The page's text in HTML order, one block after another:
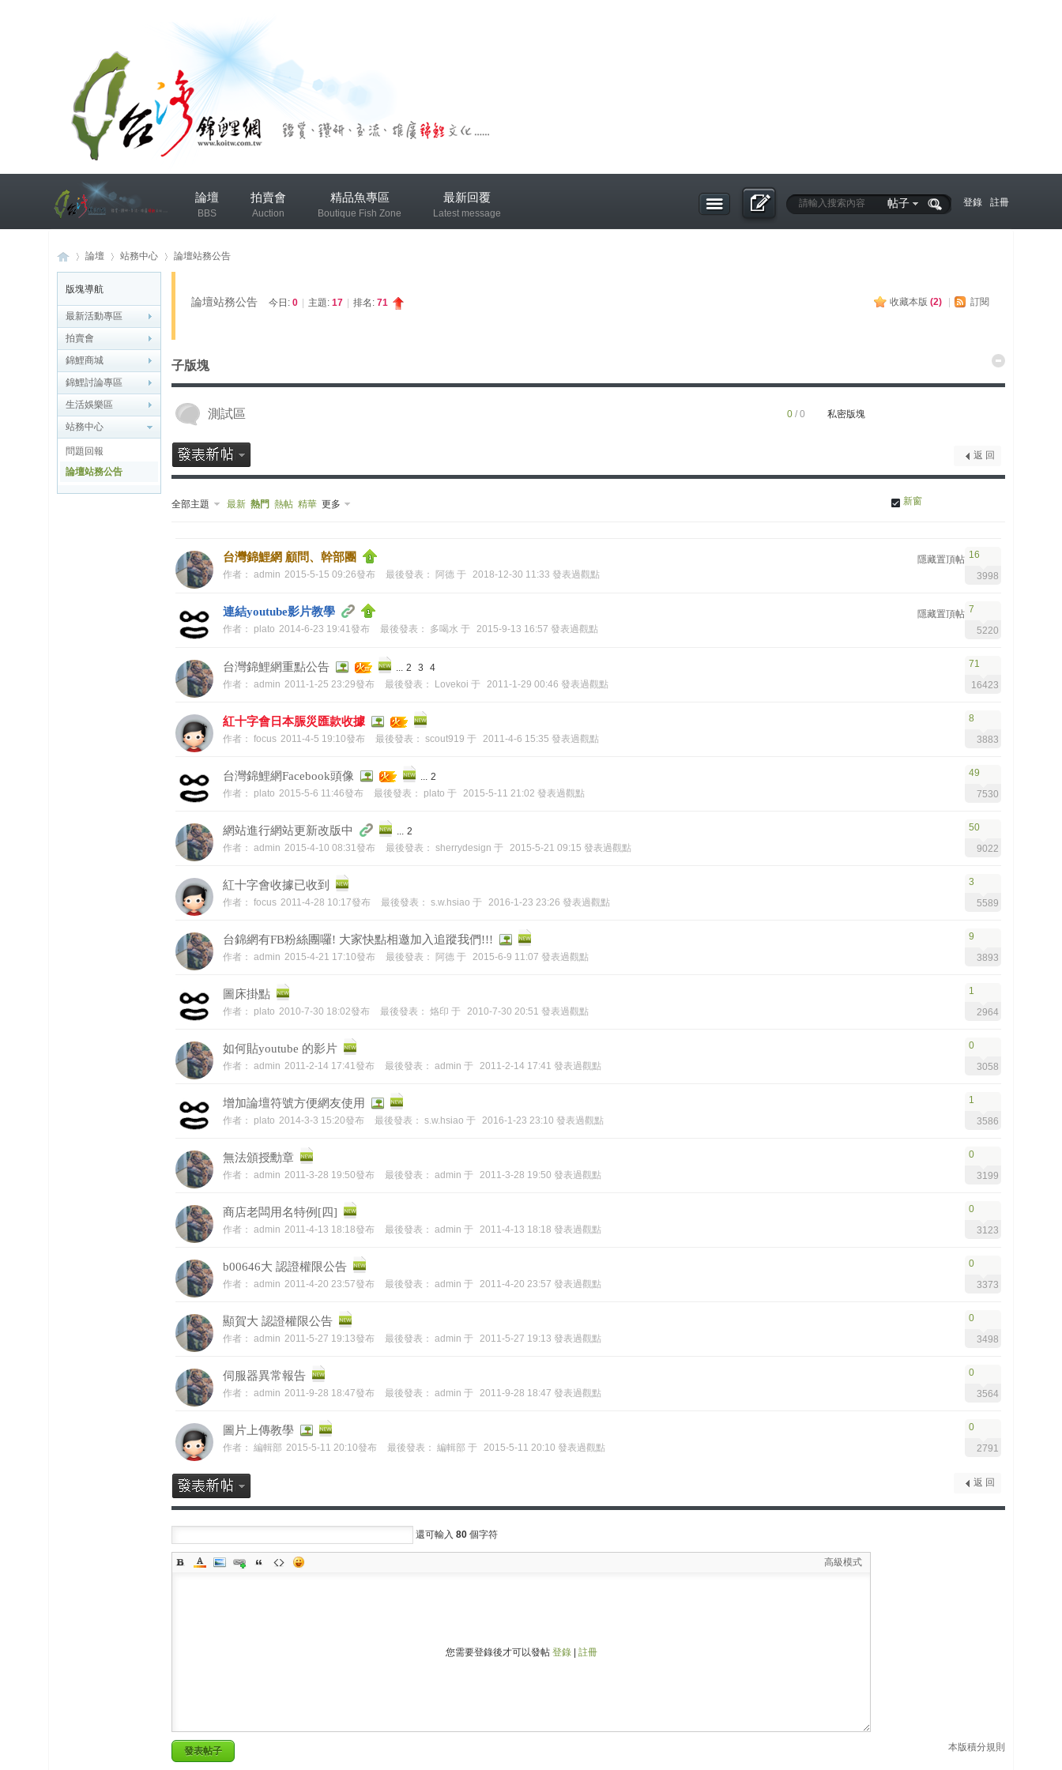
論壇
BBS
拍賣會
Auction
精品魚專區
Boutique Fish Zone
最新回覆
Latest message
錦鯉協會專區
登錄 註冊
帖子
»
論壇 站務中心 論壇站務公告
版塊導航
最新活動專區
拍賣會
錦鯉商城
錦鯉討論專區
生活娛樂區
站務中心
問題回報
論壇站務公告
收藏本版 (2) 訂閱
論壇站務公告 今日: 0 主題: 17 排名: 71
子版塊
測試區 0 / 0 私密版塊
返 回
全部主題 最新 熱門 熱帖 精華 更多 新窗
隱藏置頂帖
台灣錦鯉網 顧問、幹部團
作者： admin 2015-5-15 09:26發布 最後發表： 阿德 于 2018-12-30 11:33 發表過觀點
16
3998
隱藏置頂帖
連結youtube影片教學
作者： plato 2014-6-23 19:41發布 最後發表： 多喝水 于 2015-9-13 16:57 發表過觀點
7
5220
台灣錦鯉網重點公告 ... 2 3
4
作者： admin 2011-1-25 23:29發布 最後發表： Lovekoi 于 2011-1-29 00:46 發表過觀點
71
16423
紅十字會日本脤災匯款收據
作者： focus 2011-4-5 19:10發布 最後發表： scout919 于 2011-4-6 15:35 發表過觀點
8
3883
台灣錦鯉網Facebook頭像 ... 2
作者： plato 2015-5-6 11:46發布 最後發表： plato 于 2015-5-11 21:02 發表過觀點
49
7530
網站進行網站更新改版中 ... 2
作者： admin 2015-4-10 08:31發布 最後發表： sherrydesign 于 2015-5-21 09:15 發表過觀點
50
9022
紅十字會收據已收到
作者： focus 2011-4-28 10:17發布 最後發表： s.w.hsiao 于 2016-1-23 23:26 發表過觀點
3
5589
台錦網有FB粉絲團囉! 大家快點相邀加入追蹤我們!!!
作者： admin 2015-4-21 17:10發布 最後發表： 阿德 于 2015-6-9 11:07 發表過觀點
9
3893
圖床掛點
作者： plato 2010-7-30 18:02發布 最後發表： 烙印 于 2010-7-30 20:51 發表過觀點
1
2964
如何貼youtube 的影片
作者： admin 2011-2-14 17:41發布 最後發表： admin 于 2011-2-14 17:41 發表過觀點
0
3058
增加論壇符號方便網友使用
作者： plato 2014-3-3 15:20發布 最後發表： s.w.hsiao 于 2016-1-23 23:10 發表過觀點
1
3586
無法頒授勳章
作者： admin 2011-3-28 19:50發布 最後發表： admin 于 2011-3-28 19:50 發表過觀點
0
3199
商店老闆用名特例[四]
作者： admin 2011-4-13 18:18發布 最後發表： admin 于 2011-4-13 18:18 發表過觀點
0
3123
b00646大 認證權限公告
作者： admin 2011-4-20 23:57發布 最後發表： admin 于 2011-4-20 23:57 發表過觀點
0
3373
顯賀大 認證權限公告
作者： admin 2011-5-27 19:13發布 最後發表： admin 于 2011-5-27 19:13 發表過觀點
0
3498
伺服器異常報告
作者： admin 2011-9-28 18:47發布 最後發表： admin 于 2011-9-28 18:47 發表過觀點
0
3564
圖片上傳教學
作者： 編輯部 2015-5-11 20:10發布 最後發表： 編輯部 于 2015-5-11 20:10 發表過觀點
0
2791
返 回
還可輸入 80 個字符
高級模式
您需要登錄後才可以發帖 登錄| 註冊
本版積分規則
發表帖子